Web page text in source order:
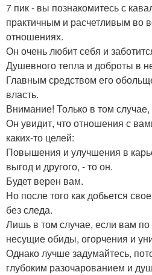
7 пик - вы познакомитесь с
практичным и расчетливым во
отношениях.
Он очень любит себя и
Душевного тепла и доброты в
Главным средством его
власть.
Внимание! Только в том случае,
Он увидит, что отношения с
каких-то целей:
Повышения и улучшения в
выгод и другого, - то он.
Будет верен вам.
Но после того как добьется
без следа.
Лишь в том случае, если вам
несущие обиды, огорчения и
Однако лучше задумайтесь,
глубоким разочарованием и